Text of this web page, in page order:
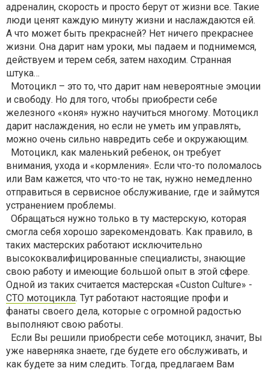
адреналин, скорость и просто берут от жизни все. Такие
люди ценят каждую минуту жизни и наслаждаются ей.
А что может быть прекрасней? Нет ничего прекраснее
жизни. Она дарит нам уроки, мы падаем и поднимемся,
действуем и терем себя, затем находим. Странная
штука…
Мотоцикл – это то, что дарит нам невероятные эмоции
и свободу. Но для того, чтобы приобрести себе
железного «коня» нужно научиться многому. Мотоцикл
дарит наслаждения, но если не уметь им управлять,
можно очень сильно навредить себе и окружающим.
Мотоцикл, как маленький ребенок, он требует
внимания, ухода и «кормления». Если что-то поломалось
или Вам кажется, что что-то не так, нужно немедленно
отправиться в сервисное обслуживание, где и займутся
устранением проблемы.
Обращаться нужно только в ту мастерскую, которая
смогла себя хорошо зарекомендовать. Как правило, в
таких мастерских работают исключительно
высококвалифицированные специалисты, знающие
свою работу и имеющие большой опыт в этой сфере.
Одной из таких считается мастерская «Custon Culture» -
СТО мотоцикла. Тут работают настоящие профи и
фанаты своего дела, которые с огромной радостью
выполняют свою работы.
Если Вы решили приобрести себе мотоцикл, значит, Вы
уже наверняка знаете, где будете его обслуживать, и
как будете за ним следить. Тогда, предлагаем Вам